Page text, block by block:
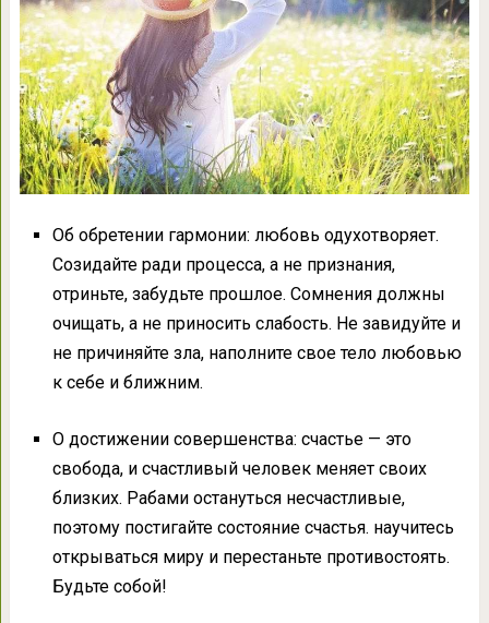
Об обретении гармонии: любовь одухотворяет.
Созидайте ради процесса, а не признания,
отриньте, забудьте прошлое. Сомнения должны
очищать, а не приносить слабость. Не завидуйте и
не причиняйте зла, наполните свое тело любовью
к себе и ближним.
О достижении совершенства: счастье — это
свобода, и счастливый человек меняет своих
близких. Рабами остануться несчастливые,
поэтому постигайте состояние счастья. научитесь
открываться миру и перестаньте противостоять.
Будьте собой!